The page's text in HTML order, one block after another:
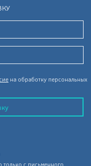
на обработку персональных
с письменного